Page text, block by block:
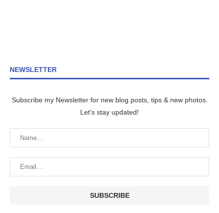
NEWSLETTER
Subscribe my Newsletter for new blog posts, tips & new photos.
Let's stay updated!